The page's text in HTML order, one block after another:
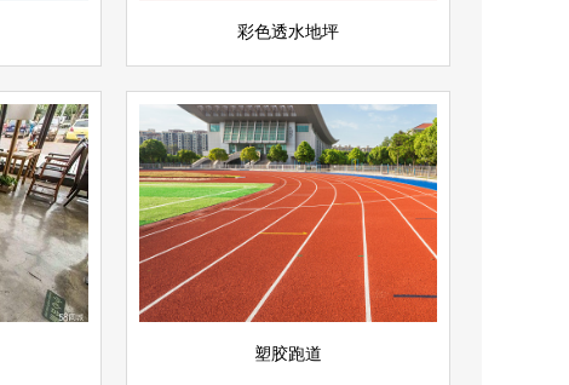
彩色透水地坪
塑胶跑道
塑胶跑道
运动场地坪
查看详情
立即询问